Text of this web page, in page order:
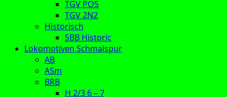
TGV POS
TGV 2N2
Historisch
SBB Historic
Lokomotiven Schmalspur
AB
ASm
BRB
H 2/3 6 – 7